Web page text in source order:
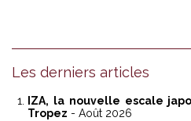
Les derniers articles
IZA, la nouvelle escale
Tropez - Août 2026